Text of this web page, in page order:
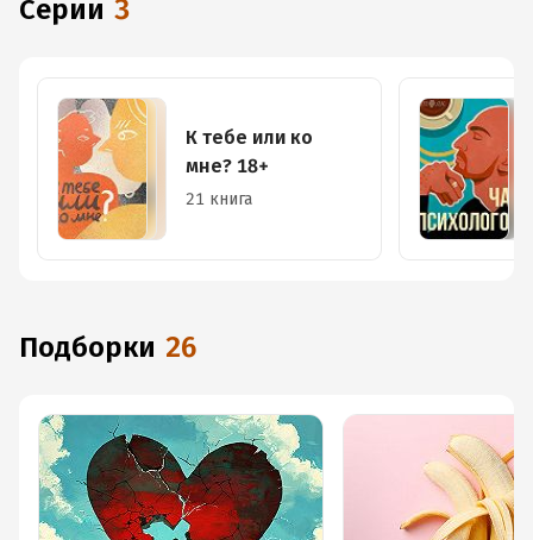
Серии 3
К тебе или ко
мне? 18+
21 книга
Подборки 26